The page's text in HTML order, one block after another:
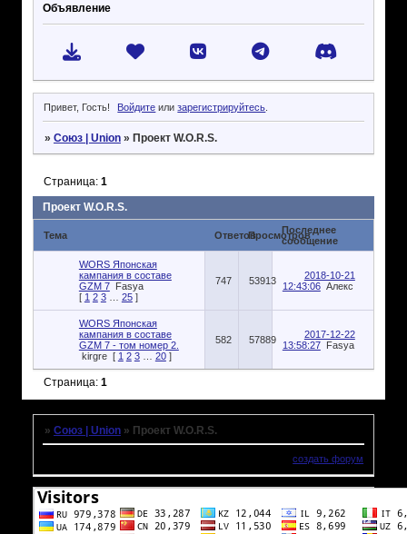
Объявление
Привет, Гость! Войдите илизарегистрируйтесь
» Союз | Union » Проект W.O.R.S.
Проект W.O.R.S.
Страница: 1
Тема ОтветовПросмотровПоследнее
сообщение
WORS Японская
кампания в составе
GZM 7 Fasya
[ 1 2 3 25 ]
747 53913
2018-10-21
12:43:06 Алекс
WORS Японская
кампания в составе
GZM 7 - том номер 2.
kirgre [ 1 2 3 20 ]
582 57889
2017-12-22
13:58:27 Fasya
Страница: 1
» Союз | Union » Проект W.O.R.S.
создать форум